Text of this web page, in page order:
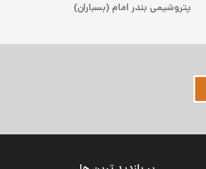
پتروشیمی بندر امام (بسباران)